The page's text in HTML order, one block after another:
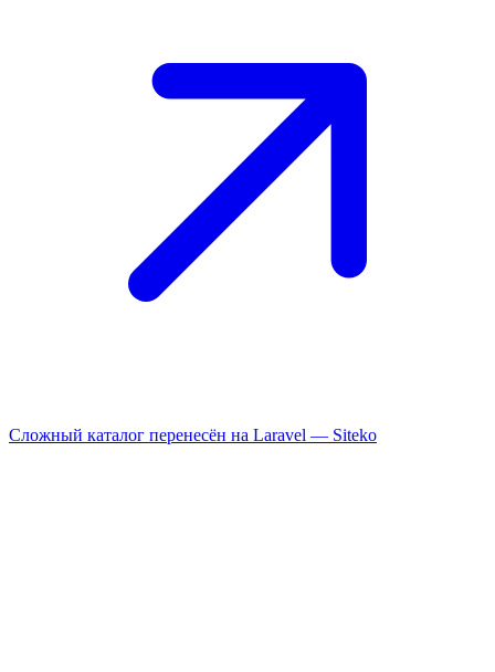
Сложный каталог перенесён на Laravel — Siteko